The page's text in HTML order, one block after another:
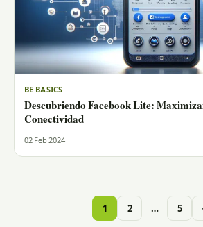
BE BASICS
Descubriendo Facebook Lite:
Conectividad
02 Feb 2024
de
1 2 … 5